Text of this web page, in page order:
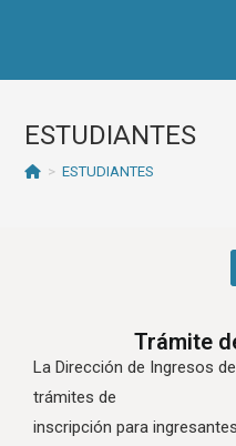
ESTUDIANTES
> ESTUDIANTES
Trámite
La Dirección de Ingresos
trámites de
inscripción para